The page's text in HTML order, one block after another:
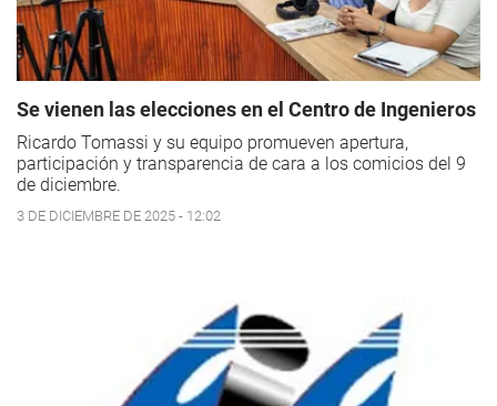
Se vienen las elecciones en el Centro de Ingenieros
Ricardo Tomassi y su equipo promueven apertura,
participación y transparencia de cara a los comicios del 9
de diciembre.
3 DE DICIEMBRE DE 2025 - 12:02